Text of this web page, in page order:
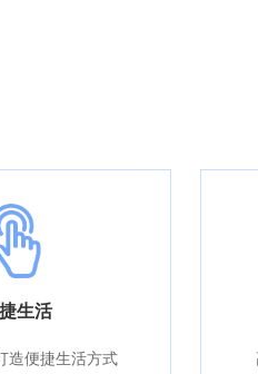
生活
造便捷生活方式